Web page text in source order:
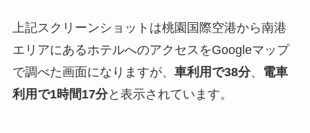
上記スクリーンショットは桃園国際空港から南港
エリアにあるホテルへのアクセスをGoogleマップ
で調べた画面になりますが、 車利用で38分、 電車
利用で1時間17分と表示されています。